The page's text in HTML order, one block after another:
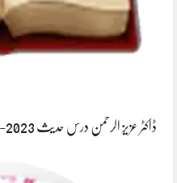
ڈاکٹر عزیز الرحمن درس حدیث 2023-03-27